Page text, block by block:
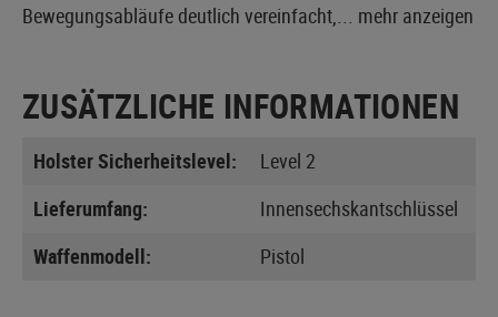
Bewegungsabläufe deutlich vereinfacht,... mehr anzeigen
ZUSÄTZLICHE INFORMATIONEN
Holster Sicherheitslevel:
Level 2
Lieferumfang:
Innensechskantschlüssel
Waffenmodell:
Pistol